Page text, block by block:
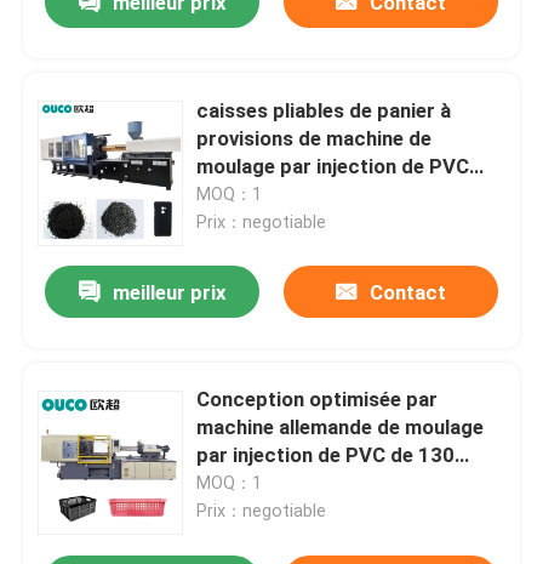
caisses pliables de panier à
provisions de machine de
moulage par injection de PVC
1100T
MOQ：1
Prix：negotiable
meilleur prix Contact
Conception optimisée par
machine allemande de moulage
par injection de PVC de 130
tonnes de GV
MOQ：1
Prix：negotiable